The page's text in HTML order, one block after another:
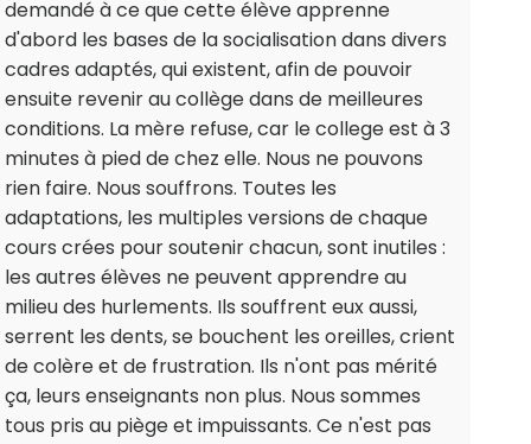
demandé à ce que cette élève apprenne
d'abord les bases de la socialisation dans divers
cadres adaptés, qui existent, afin de pouvoir
ensuite revenir au collège dans de meilleures
conditions. La mère refuse, car le college est à 3
minutes à pied de chez elle. Nous ne pouvons
rien faire. Nous souffrons. Toutes les
adaptations, les multiples versions de chaque
cours crées pour soutenir chacun, sont inutiles :
les autres élèves ne peuvent apprendre au
milieu des hurlements. Ils souffrent eux aussi,
serrent les dents, se bouchent les oreilles, crient
de colère et de frustration. Ils n'ont pas mérité
ça, leurs enseignants non plus. Nous sommes
tous pris au piège et impuissants. Ce n'est pas